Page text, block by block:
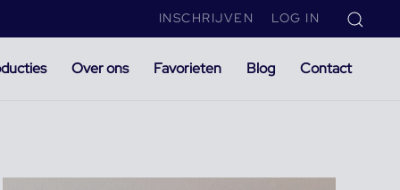
INSCHRIJVEN LOG IN
Over ons Favorieten Blog Contact